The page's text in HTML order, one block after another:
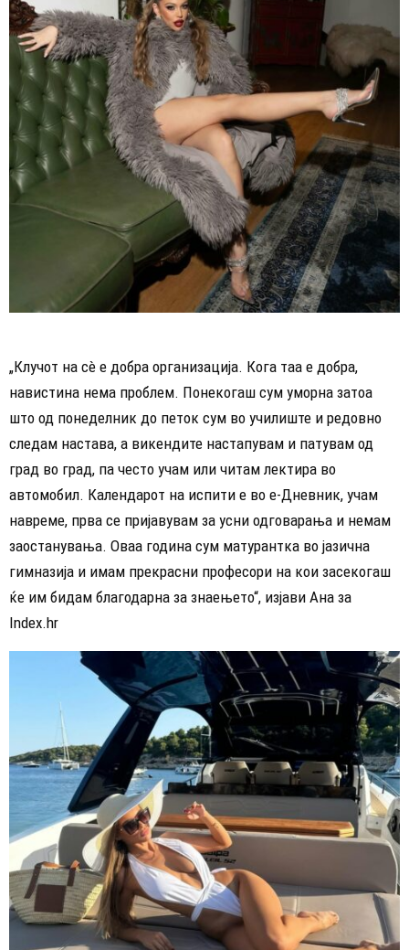
„Клучот на сè е добра организација. Кога таа е добра,
навистина нема проблем. Понекогаш сум уморна затоа
што од понеделник до петок сум во училиште и редовно
следам настава, а викендите настапувам и патувам од
град во град, па често учам или читам лектира во
автомобил. Календарот на испити е во е-Дневник, учам
навреме, прва се пријавувам за усни одговарања и немам
заостанувања. Оваа година сум матурантка во јазична
гимназија и имам прекрасни професори на кои засекогаш
ќе им бидам благодарна за знаењето“, изјави Ана за
Index.hr